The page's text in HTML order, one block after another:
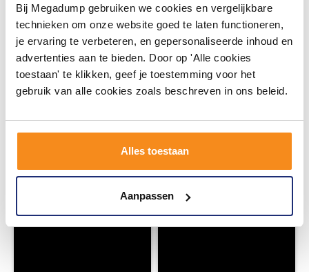
Bij Megadump gebruiken we cookies en vergelijkbare
technieken om onze website goed te laten functioneren,
je ervaring te verbeteren, en gepersonaliseerde inhoud en
advertenties aan te bieden. Door op 'Alle cookies
toestaan' te klikken, geef je toestemming voor het
gebruik van alle cookies zoals beschreven in ons beleid.
Alles toestaan
Aanpassen
#mijndroombadkamer
Wij geloven in de kracht van delen. Deel jouw
badkamer op Instagram met #mijndroombadkamer
en tag @megadumpnl. Samen bouwen we een
inspirerende omgeving vol met unieke